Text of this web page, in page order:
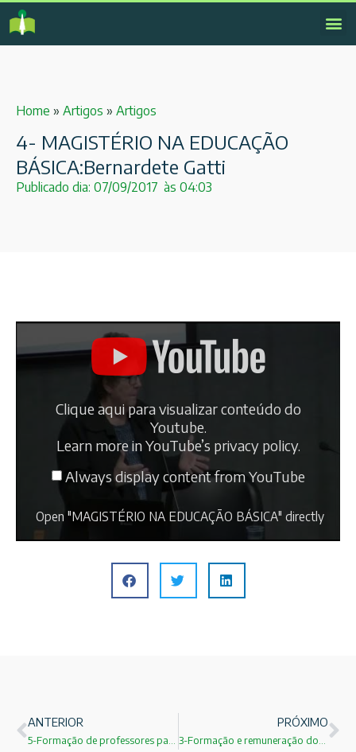
Home » Artigos » Artigos
4- MAGISTÉRIO NA EDUCAÇÃO
BÁSICA:Bernardete Gatti
Publicado dia: 07/09/2017 às 04:03
Clique aqui para visualizar conteúdo do
Youtube.
Learn more inYouTube’s privacy policy.
Always display content from YouTube
Open "MAGISTÉRIO NA EDUCAÇÃO BÁSICA" directly
ANTERIOR PRÓXIMO